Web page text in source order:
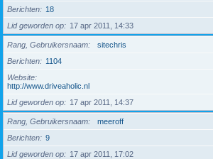
Berichten
18
Lid geworden op
17 apr 2011, 14:33
Rang, Gebruikersnaam
sitechris
Berichten
1104
Website
http://www.driveaholic.nl
Lid geworden op
17 apr 2011, 14:37
Rang, Gebruikersnaam
meeroff
Berichten
9
Lid geworden op
17 apr 2011, 17:02